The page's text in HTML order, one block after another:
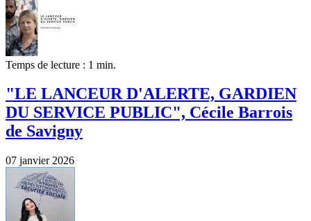
Temps de lecture : 1 min.
"LE LANCEUR D'ALERTE, GARDIEN
DU SERVICE PUBLIC", Cécile Barrois
de Savigny
07 janvier 2026